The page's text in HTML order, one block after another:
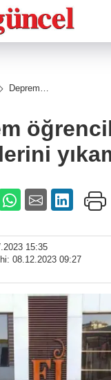
Deprem
yıkamadı
15:35
08.12.2023 09:27